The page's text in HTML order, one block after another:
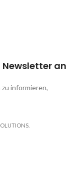
Newsletter an
informieren,